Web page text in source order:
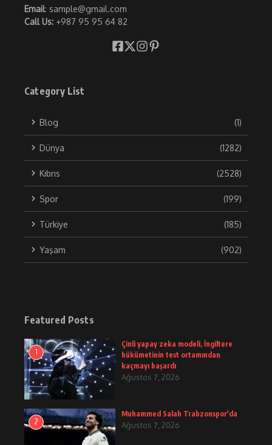
Email: sample@gmail.com
Call Us: +987 95 95 64 82
Category List
Blog (1)
Dünya (1282)
Kıbrıs (2528)
Spor (199)
Türkiye (185)
Yaşam (902)
Featured Posts
1
Çinli yapay zeka modeli, İngiltere
hükümetinin test ortamından
kaçmayı başardı
Ağustos 7, 2026
2
Muhammed Salah Trabzonspor'da
Ağustos 7, 2026